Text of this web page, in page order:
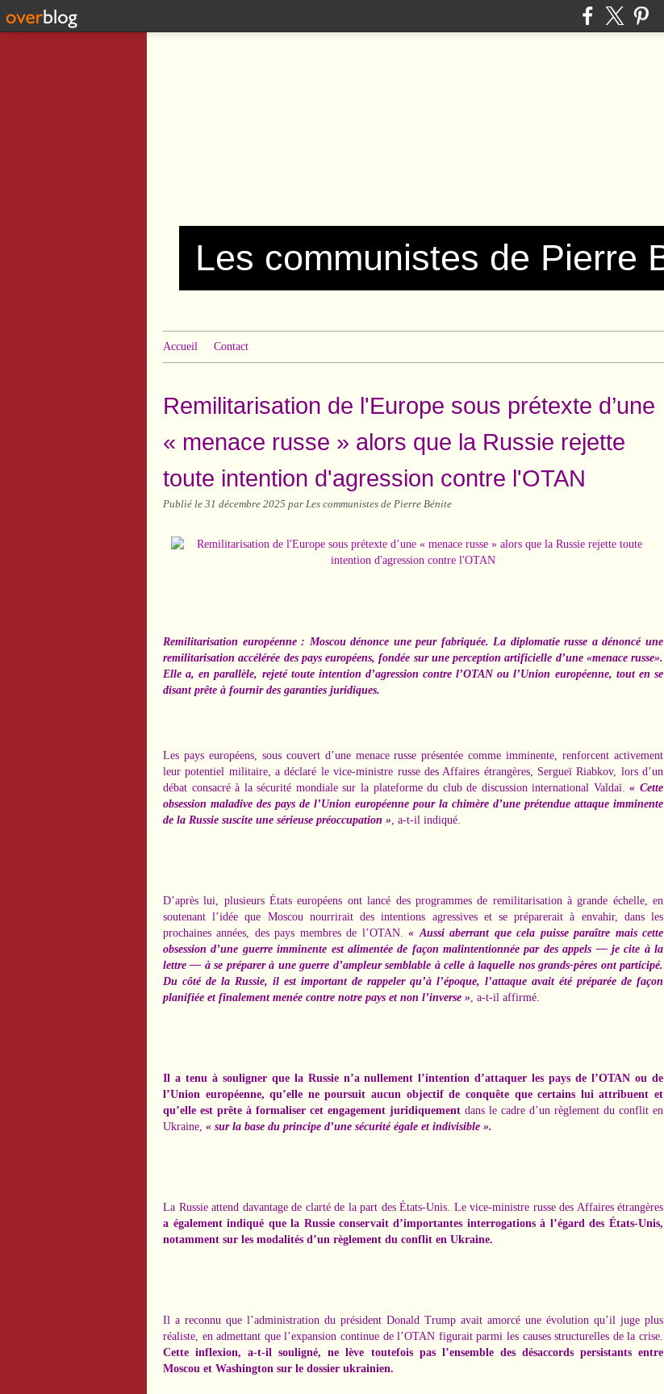
Accueil Contact
Remilitarisation de l'Europe sous prétexte d’une
« menace russe » alors que la Russie rejette
toute intention d'agression contre l'OTAN
Publié le 31 décembre 2025 par Les communistes de Pierre Bénite
Remilitarisation européenne : Moscou dénonce une peur fabriquée. La diplomatie russe a dénoncé une
remilitarisation accélérée des pays européens, fondée sur une perception artificielle d’une «menace russe».
Elle a, en parallèle, rejeté toute intention d’agression contre l’OTAN ou l’Union européenne, tout en se
disant prête à fournir des garanties juridiques.
Les pays européens, sous couvert d’une menace russe présentée comme imminente, renforcent activement
leur potentiel militaire, a déclaré le vice-ministre russe des Affaires étrangères, Sergueï Riabkov, lors d’un
débat consacré à la sécurité mondiale sur la plateforme du club de discussion international Valdaï.« Cette
obsession maladive des pays de l’Union européenne pour la chimère d’une prétendue attaque imminente
de la Russie suscite une sérieuse préoccupation », a-t-il indiqué.
D’après lui, plusieurs États européens ont lancé des programmes de remilitarisation à grande échelle, en
soutenant l’idée que Moscou nourrirait des intentions agressives et se préparerait à envahir, dans les
prochaines années, des pays membres de l’OTAN.« Aussi aberrant que cela puisse paraître mais cette
obsession d’une guerre imminente est alimentée de façon malintentionnée par des appels — je cite à la
lettre — à se préparer à une guerre d’ampleur semblable à celle à laquelle nos grands-pères ont participé.
Du côté de la Russie, il est important de rappeler qu’à l’époque, l’attaque avait été préparée de façon
planifiée et finalement menée contre notre pays et non l’inverse », a-t-il affirmé.
Il a tenu à souligner que la Russie n’a nullement l’intention d’attaquer les pays de l’OTAN ou de
l’Union européenne, qu’elle ne poursuit aucun objectif de conquête que certains lui attribuent et
qu’elle est prête à formaliser cet engagement juridiquement dans le cadre d’un règlement du conflit en
Ukraine, « sur la base du principe d’une sécurité égale et indivisible ».
La Russie attend davantage de clarté de la part des États-Unis. Le vice-ministre russe des Affaires étrangères
a également indiqué que la Russie conservait d’importantes interrogations à l’égard des États-Unis,
notamment sur les modalités d’un règlement du conflit en Ukraine.
Il a reconnu que l’administration du président Donald Trump avait amorcé une évolution qu’il juge plus
réaliste, en admettant que l’expansion continue de l’OTAN figurait parmi les causes structurelles de la crise.
Cette inflexion, a-t-il souligné, ne lève toutefois pas l’ensemble des désaccords persistants entre
Moscou et Washington sur le dossier ukrainien.